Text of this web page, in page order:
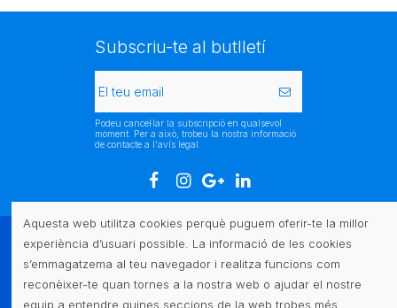
Subscriu-te al butlletí
Podeu cancel·lar la subscripció en qualsevol
moment. Per a això, trobeu la nostra informació
de contacte a l'avís legal.
Atenció al client
Legal
Aquesta web utilitza cookies perquè puguem oferir-te la millor
experiència d’usuari possible. La informació de les cookies
s’emmagatzema al teu navegador i realitza funcions com
reconèixer-te quan tornes a la nostra web o ajudar el nostre
equip a entendre quines seccions de la web trobes més